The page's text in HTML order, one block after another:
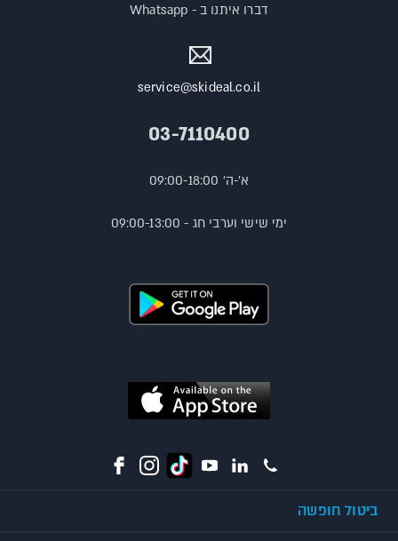
service@skideal.co.il
03-7110400
א'-ה' 09:00-18:00
ימי שישי וערבי חג - 09:00-13:00
דברו איתנו ב - Whatsapp
ביטול חופשה